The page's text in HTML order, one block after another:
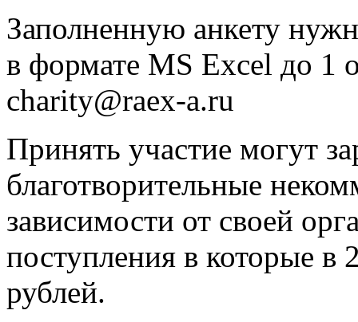
Заполненную анкету
в формате MS Excel до 1
charity@raex-a.ru
Принять участие могут
благотворительные
зависимости от своей
поступления в которые в
рублей.